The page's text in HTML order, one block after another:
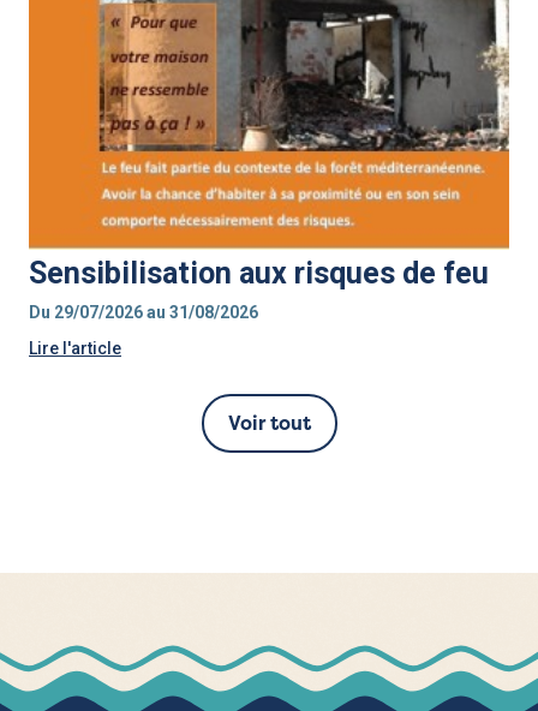
Sensibilisation aux risques de feu
Du 29/07/2026 au 31/08/2026
Lire l'article
Voir tout